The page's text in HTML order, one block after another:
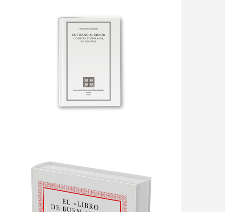
IMPRENTA Y CRÍTICA TEXTUAL
TIPÓGRAFOS, FILOLOGÍAS